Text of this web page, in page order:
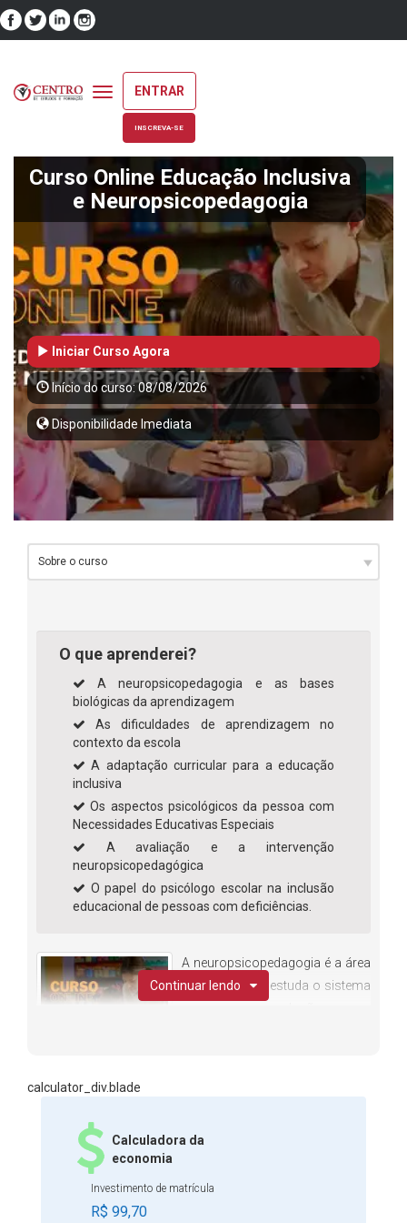
Toggle
navigation
ENTRAR
INSCREVA-SE
Curso Online Educação Inclusiva
e Neuropsicopedagogia
Iniciar Curso Agora
Início do curso: 08/08/2026
Disponibilidade Imediata
O que aprenderei?
A neuropsicopedagogia e as bases
biológicas da aprendizagem
As dificuldades de aprendizagem no
contexto da escola
A adaptação curricular para a educação
inclusiva
Os aspectos psicológicos da pessoa com
Necessidades Educativas Especiais
A avaliação e a intervenção
neuropsicopedagógica
O papel do psicólogo escolar na inclusão
educacional de pessoas com deficiências.
A neuropsicopedagogia é a área
da ciência que estuda o sistema
seu objetivo é identificar precocemente as dificuldades de
aprendizagem, a fim de promover a reintegração do
indivíduo na escola, na família, na sociedade etc. A
neuropsicopedagogia é muito importante para a
educação inclusiva, pois ela auxilia os profissionais da
Continuar lendo
calculator_div.blade
Calculadora da
economia
Investimento de matrícula
R$ 99,70